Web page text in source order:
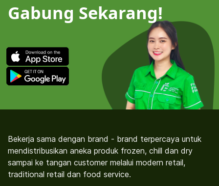
Gabung Sekarang!
Bekerja sama dengan brand - brand terpercaya untuk
mendistribusikan aneka produk frozen, chill dan dry
sampai ke tangan customer melalui modern retail,
traditional retail dan food service.